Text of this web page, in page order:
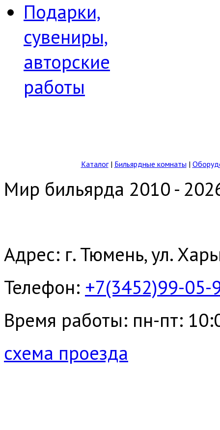
Подарки,
сувениры,
авторские
работы
Каталог| Бильярдные комнаты |
Мир бильярда 2010 -
Адрес: г. Тюмень, ул.
Телефон: +7(3452)99-05-
Время работы: пн-пт:
схема проезда